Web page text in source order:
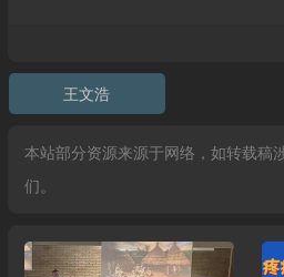
王文浩
本站部分资源来源于网络，如转载稿
们。